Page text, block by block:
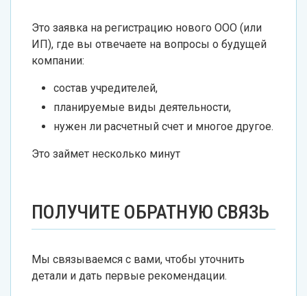
Это заявка на регистрацию нового ООО (или
ИП), где вы отвечаете на вопросы о будущей
компании:
состав учредителей,
планируемые виды деятельности,
нужен ли расчетный счет и многое другое.
Это займет несколько минут
ПОЛУЧИТЕ ОБРАТНУЮ СВЯЗЬ
Мы связываемся с вами, чтобы уточнить
детали и дать первые рекомендации.